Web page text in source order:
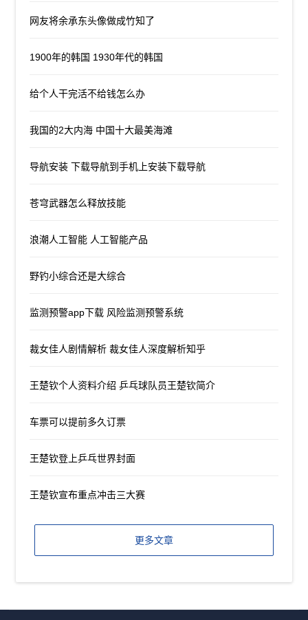
网友将余承东头像做成竹知了
1900年的韩国 1930年代的韩国
给个人干完活不给钱怎么办
我国的2大内海 中国十大最美海滩
导航安装 下载导航到手机上安装下载导航
苍穹武器怎么释放技能
浪潮人工智能 人工智能产品
野钓小综合还是大综合
监测预警app下载 风险监测预警系统
裁女佳人剧情解析 裁女佳人深度解析知乎
王楚钦个人资料介绍 乒乓球队员王楚钦简介
车票可以提前多久订票
王楚钦登上乒乓世界封面
王楚钦宣布重点冲击三大赛
更多文章